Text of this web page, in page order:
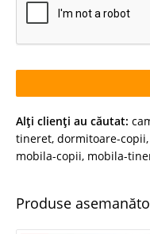
Alţi clienţi au căutat:
tineret, dormitoare-copii,
mobila-copii, mobila-
Produse